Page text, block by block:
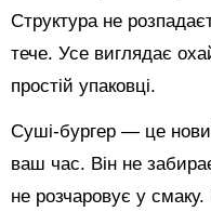
Структура не
тече. Усе виглядає
простій упаковці.
Суші-бургер — це
ваш час. Він не
не розчаровує у